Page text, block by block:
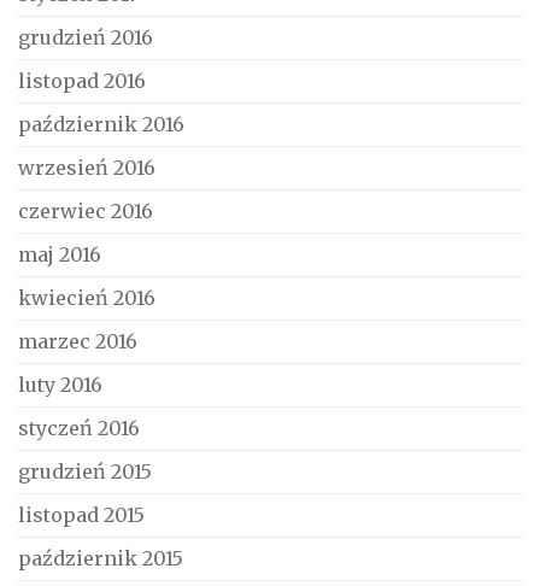
grudzień 2016
listopad 2016
październik 2016
wrzesień 2016
czerwiec 2016
maj 2016
kwiecień 2016
marzec 2016
luty 2016
styczeń 2016
grudzień 2015
listopad 2015
październik 2015